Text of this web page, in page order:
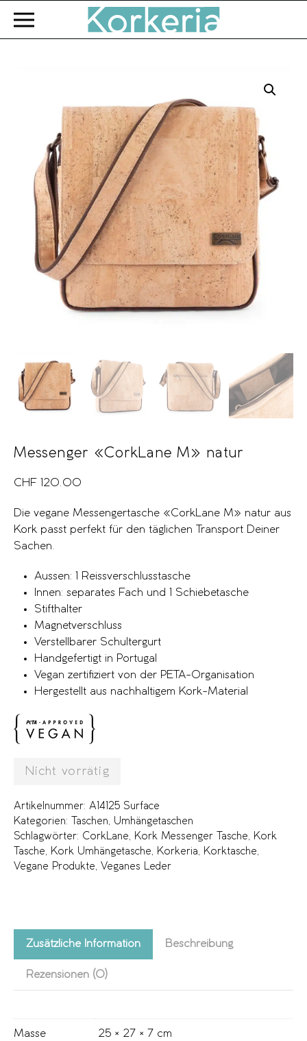
Zum Hauptinhalt springen
Messenger «CorkLane M» natur
CHF 120.00
Die vegane Messengertasche «CorkLane M» natur aus
Kork passt perfekt für den täglichen Transport Deiner
Sachen.
Aussen: 1 Reissverschlusstasche
Innen: separates Fach und 1 Schiebetasche
Stifthalter
Magnetverschluss
Verstellbarer Schultergurt
Handgefertigt in Portugal
Vegan zertifiziert von der PETA-Organisation
Hergestellt aus nachhaltigem Kork-Material
Nicht vorrätig
Artikelnummer: A14125 Surface
Kategorien:
Taschen
Umhängetaschen
Schlagwörter: CorkLane Kork Messenger Tasche
Kork
Tasche
Kork Umhängetasche Korkeria Korktasche
Vegane Produkte
Veganes Leder
Zusätzliche Information Beschreibung
Rezensionen (0)
Masse 25 × 27 × 7 cm